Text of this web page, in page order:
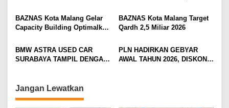
i
g
t
o
n
BAZNAS Kota Malang Gelar
Capacity Building Optimalkan
BAZNAS Kota Malang Target
Qardh 2,5 Miliar 2026
BMW ASTRA USED CAR
SURABAYA TAMPIL DENGAN
DENGAN FASILITAS
PLN HADIRKAN GEBYAR
AWAL TAHUN 2026, DISKON
Jangan Lewatkan